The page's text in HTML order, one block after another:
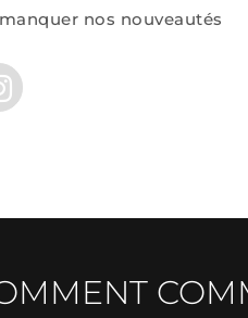
nos nouveautés